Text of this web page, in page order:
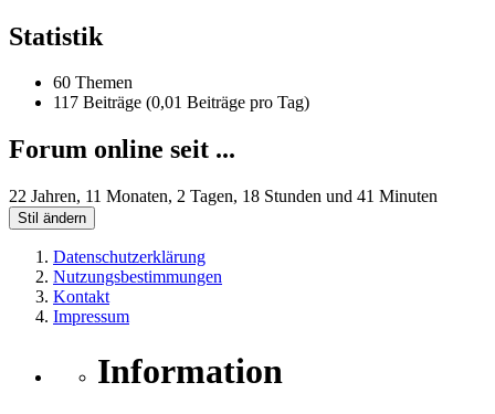
Statistik
60 Themen
117 Beiträge (0,01 Beiträge pro Tag)
Forum online seit ...
22 Jahren, 11 Monaten, 2 Tagen, 18 Stunden und 41 Minuten
Stil ändern
Datenschutzerklärung
Nutzungsbestimmungen
Kontakt
Impressum
Information